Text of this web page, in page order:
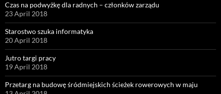
Czas na podwyżkę dla radnych – członków zarządu
23 April 2018
Starostwo szuka informatyka
20 April 2018
Jutro targi pracy
19 April 2018
Przetarg na budowę śródmiejskich ścieżek rowerowych w maju